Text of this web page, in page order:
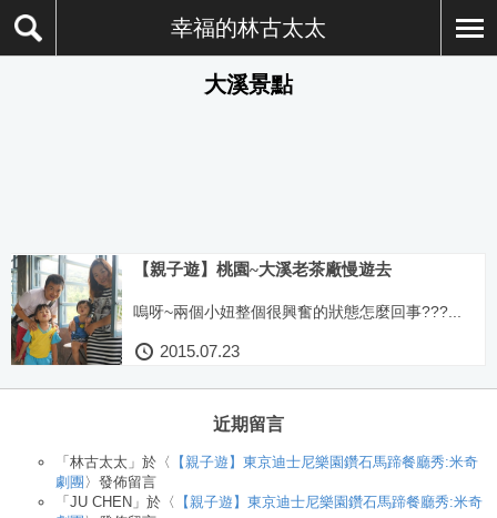
幸福的林古太太
大溪景點
【親子遊】桃園~大溪老茶廠慢遊去
嗚呀~兩個小妞整個很興奮的狀態怎麼回事???...
2015.07.23
近期留言
「 林古太太 」於〈
【親子遊】東京迪士尼樂園鑽石馬蹄餐廳秀:米奇
劇團 〉發佈留言
「 JU CHEN 」於〈
【親子遊】東京迪士尼樂園鑽石馬蹄餐廳秀:米奇